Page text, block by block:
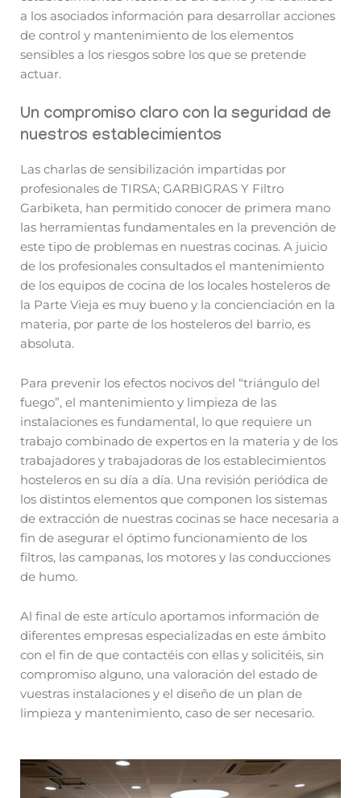
a los asociados información para desarrollar acciones
de control y mantenimiento de los elementos
sensibles a los riesgos sobre los que se pretende
actuar.
Un compromiso claro con la seguridad de
nuestros establecimientos
Las charlas de sensibilización impartidas por
profesionales de TIRSA; GARBIGRAS Y Filtro
Garbiketa, han permitido conocer de primera mano
las herramientas fundamentales en la prevención de
este tipo de problemas en nuestras cocinas. A juicio
de los profesionales consultados el mantenimiento
de los equipos de cocina de los locales hosteleros de
la Parte Vieja es muy bueno y la concienciación en la
materia, por parte de los hosteleros del barrio, es
absoluta.
Para prevenir los efectos nocivos del “triángulo del
fuego”, el mantenimiento y limpieza de las
instalaciones es fundamental, lo que requiere un
trabajo combinado de expertos en la materia y de los
trabajadores y trabajadoras de los establecimientos
hosteleros en su día a día. Una revisión periódica de
los distintos elementos que componen los sistemas
de extracción de nuestras cocinas se hace necesaria a
fin de asegurar el óptimo funcionamiento de los
filtros, las campanas, los motores y las conducciones
de humo.
Al final de este artículo aportamos información de
diferentes empresas especializadas en este ámbito
con el fin de que contactéis con ellas y solicitéis, sin
compromiso alguno, una valoración del estado de
vuestras instalaciones y el diseño de un plan de
limpieza y mantenimiento, caso de ser necesario.